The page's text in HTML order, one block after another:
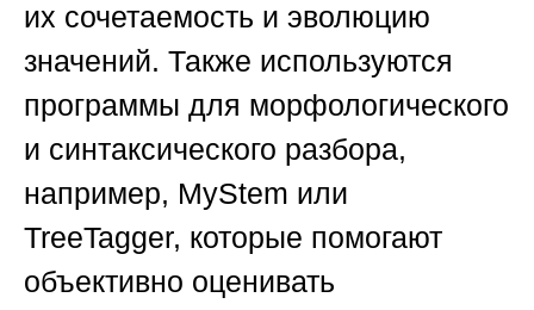
их сочетаемость и эволюцию
значений. Также используются
программы для морфологического
и синтаксического разбора,
например, MyStem или
TreeTagger, которые помогают
объективно оценивать